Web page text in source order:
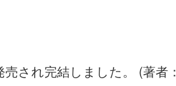
され完結しました。 (著者：